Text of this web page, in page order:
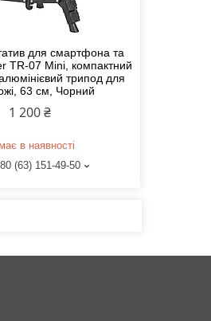
для смартфона та
TR-07 Mini, компактний
трипод для
63 см, Чорний
1 200 ₴
в наявності
(63) 151-49-50